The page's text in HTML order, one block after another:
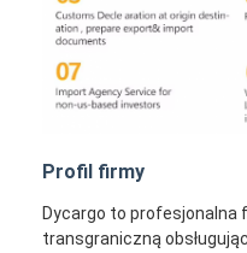
Profil firmy
Dycargo to profesjonalna
transgraniczną